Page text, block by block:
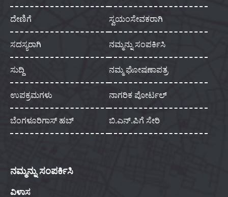
ದೇಣಿಗೆ ಸ್ವಯಂಸೇವಕರಾಗಿ
ಸದಸ್ಯರಾಗಿ ನಮ್ಮನ್ನು ಸಂಪರ್ಕಿಸಿ
ಸುದ್ದಿ ನಮ್ಮ ಘೋಷಣಾಪತ್ರ
ಉಪಕ್ರಮಗಳು ನಾಗರಿಕ ಪೋರ್ಟಲ್
ಬೆಂಗಳೂರಿಗಾಸ್ ಹಬ್ ಬಿ.ಎನ್.ಪಿಗೆ ಸೇರಿ
ನಮ್ಮನ್ನು ಸಂಪರ್ಕಿಸಿ
ವಿಳಾಸ